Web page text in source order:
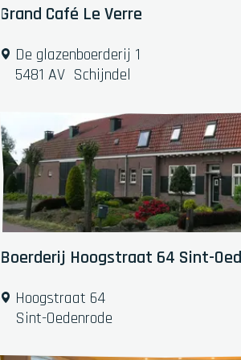
u
e
Grand Café Le Verre
G
d
C
a
f
é
L
e
e
e
De glazenboerderij 1
5481 AV Schijndel
Boerderij Hoogstraat 64 Sint-
B Hoogstraat 64
Sint-Oedenrode